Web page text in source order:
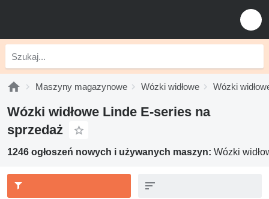
Maszyny magazynowe Wózki widłowe Wózki
Wózki widłowe Linde E-series na
sprzedaż
1246 ogłoszeń nowych i używanych maszyn: Wózki